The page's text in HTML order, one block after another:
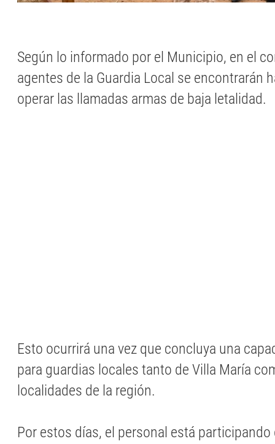
Según lo informado por el Municipio, en el
agentes de la Guardia Local se encontrarán
operar las llamadas armas de baja letalidad.
Esto ocurrirá una vez que concluya una
para guardias locales tanto de Villa María
localidades de la región.
Por estos días, el personal está